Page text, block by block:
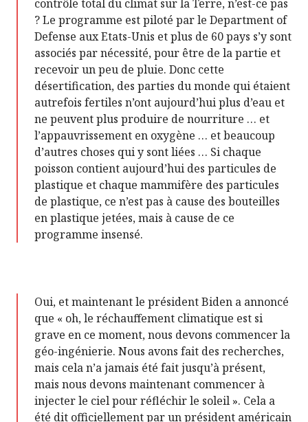
contrôle total du climat sur la Terre, n’est-ce pas
? Le programme est piloté par le Department of
Defense aux Etats-Unis et plus de 60 pays s’y sont
associés par nécessité, pour être de la partie et
recevoir un peu de pluie. Donc cette
désertification, des parties du monde qui étaient
autrefois fertiles n’ont aujourd’hui plus d’eau et
ne peuvent plus produire de nourriture … et
l’appauvrissement en oxygène … et beaucoup
d’autres choses qui y sont liées … Si chaque
poisson contient aujourd’hui des particules de
plastique et chaque mammifère des particules
de plastique, ce n’est pas à cause des bouteilles
en plastique jetées, mais à cause de ce
programme insensé.
Oui, et maintenant le président Biden a annoncé
que « oh, le réchauffement climatique est si
grave en ce moment, nous devons commencer la
géo-ingénierie. Nous avons fait des recherches,
mais cela n’a jamais été fait jusqu’à présent,
mais nous devons maintenant commencer à
injecter le ciel pour réfléchir le soleil ». Cela a
été dit officiellement par un président américain